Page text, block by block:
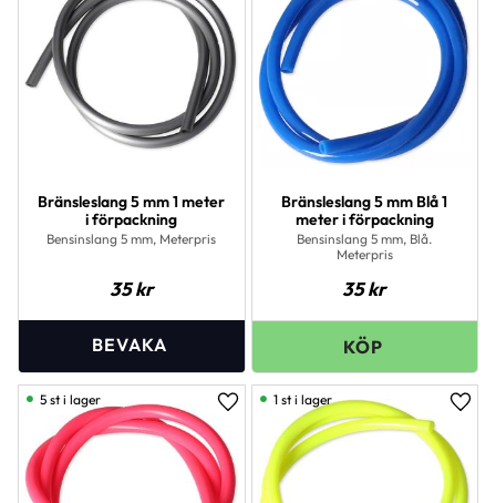
Bränsleslang 5 mm 1 meter
i förpackning
Bensinslang 5 mm, Meterpris
35kr
Bränsleslang 5 mm Blå 1
meter i förpackning
Bensinslang 5 mm, Blå.
Meterpris
35kr
Lägg till i favoriter
5 st i lager 1 st i lager